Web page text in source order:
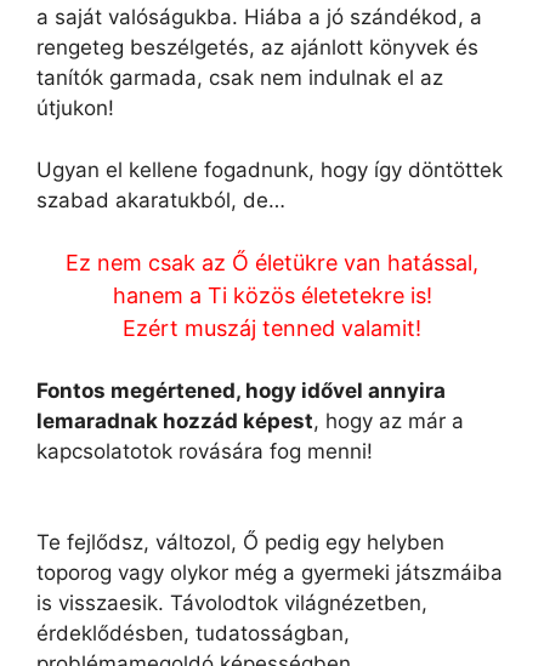
a saját valóságukba. Hiába a jó szándékod, a
rengeteg beszélgetés, az ajánlott könyvek és
tanítók garmada, csak nem indulnak el az
útjukon!
Ugyan el kellene fogadnunk, hogy így döntöttek
szabad akaratukból, de…
Ez nem csak az Ő életükre van hatással,
hanem a Ti közös életetekre is!
Ezért muszáj tenned valamit!
Fontos megértened, hogy idővel annyira
lemaradnak hozzád képest, hogy az már a
kapcsolatotok rovására fog menni!
Te fejlődsz, változol, Ő pedig egy helyben
toporog vagy olykor még a gyermeki játszmáiba
is visszaesik. Távolodtok világnézetben,
érdeklődésben, tudatosságban,